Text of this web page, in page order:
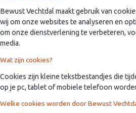
Bewust Vechtdal maakt gebruik van
wij om onze websites te analyseren en
om onze dienstverlening te verbeteren,
media.
Wat zijn cookies?
Cookies zijn kleine tekstbestandjes die
op je pc, tablet of mobiele telefoon
Welke cookies worden door Bewust